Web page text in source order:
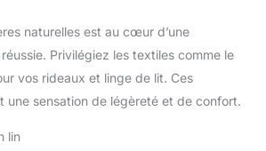
naturelles est au cœur d’une
Privilégiez les textiles comme le
vos rideaux et linge de lit. Ces
une sensation de légèreté et de confort.
lin